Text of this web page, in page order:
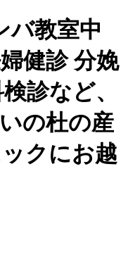
バ教室中
健診 分娩
診など、
の杜の産
クにお越